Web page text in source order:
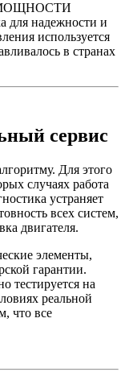
МОЩНОСТИ
для надежности и
используется
в странах
сервис
Для этого
случаях работа
устраняет
всех систем,
двигателя.
элементы,
гарантии.
тестируется на
реальной
что все